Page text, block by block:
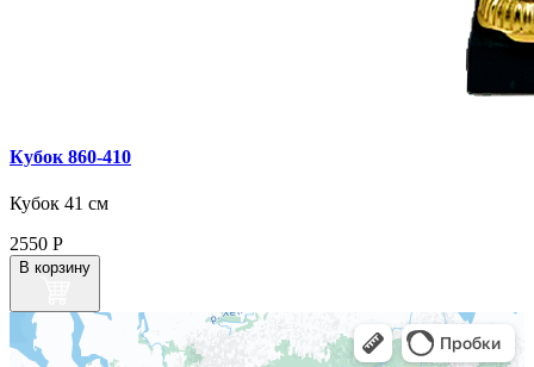
Кубок 860‑410
Кубок 41 см
2550 Р
В корзину